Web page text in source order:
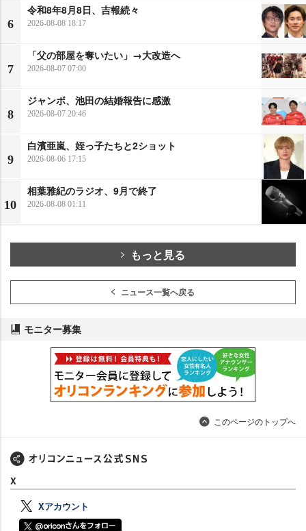
6
令和8年8月8日、吉報続々
2026-08-08 18:17
7
「父の部屋を奪いたい」→大改造へ
2026-08-07 07:00
8
ジャンボ、池田の結婚報告に感激
2026-08-07 20:46
9
白濱亜嵐、姪っ子たちと2ショット
2026-08-06 17:15
10
相葉雅紀のラジオ、9月で終了
2026-08-08 01:11
もっと見る
ニュース一覧へ戻る
モニター募集
このページのトップへ
X
Xアカウント